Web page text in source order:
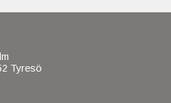
Tyresö